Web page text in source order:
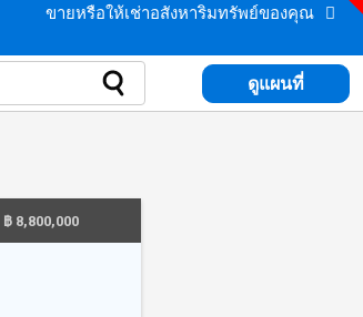
ขายหรือให้เช่าอสังหาริมทรัพย์ของคุณ
ดูแผนที่
฿ 8,800,000